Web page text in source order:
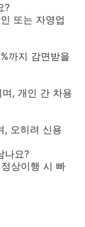
?
또는 자영업
까지 감면받을
, 개인 간 차용
, 오히려 신용
나요?
상이행 시 빠